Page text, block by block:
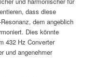
dass diese
dem angeblich
Dies könnte
432 Hz Converter
und angenehmer